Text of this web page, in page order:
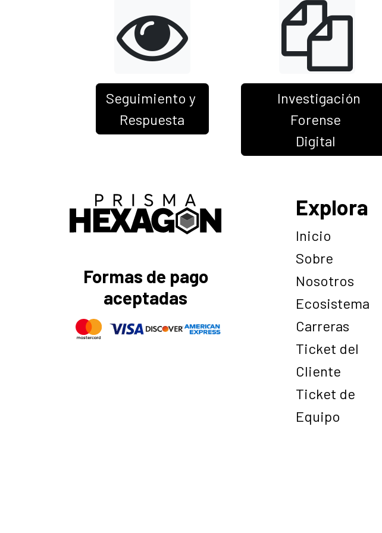
Seguimiento y
Respuesta
Investigación
Forense
Digital
Formas de pago
aceptadas
Explora
Inicio
Sobre
Nosotros
Ecosistema
Carreras
Ticket del
Cliente
Ticket de
Equipo